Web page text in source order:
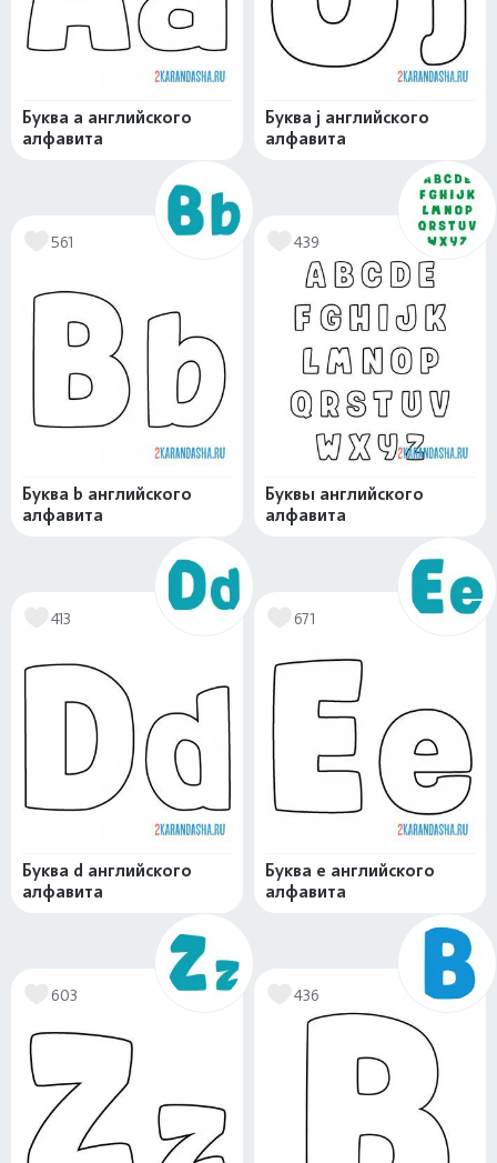
Буква a английского
алфавита
Буква j английского
алфавита
561
Буква b английского
алфавита
439
Буквы английского
алфавита
413
Буква d английского
алфавита
671
Буква e английского
алфавита
603 436